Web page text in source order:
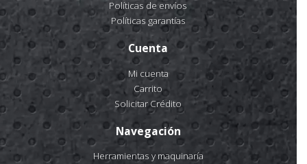
Políticas de envíos
Políticas garantías
Cuenta
Mi cuenta
Carrito
Solicitar Crédito
Navegación
Herramientas y maquinaría